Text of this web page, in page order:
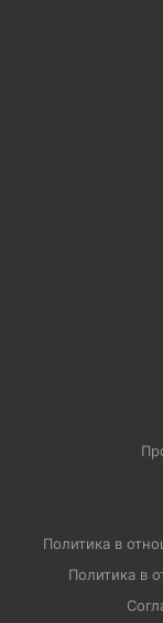
Политика в
Политика в